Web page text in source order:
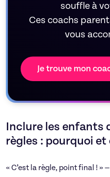
souffle à
Ces coachs
vous
Je trouve mon
Inclure les enfants
règles : pourquoi
« C’est la règle, point final ! »